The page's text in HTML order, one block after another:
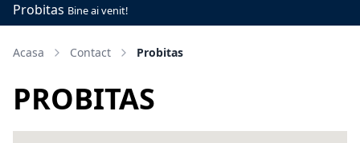
Probitas Bine ai venit!
Acasa Contact Probitas
PROBITAS